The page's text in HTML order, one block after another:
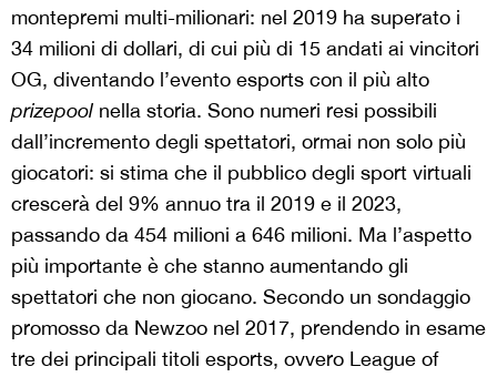
montepremi multi-milionari: nel 2019 ha superato i
34 milioni di dollari, di cui più di 15 andati ai vincitori
OG, diventando l’evento esports con il più alto
prizepool nella storia. Sono numeri resi possibili
dall’incremento degli spettatori, ormai non solo più
giocatori: si stima che il pubblico degli sport virtuali
crescerà del 9% annuo tra il 2019 e il 2023,
passando da 454 milioni a 646 milioni. Ma l’aspetto
più importante è che stanno aumentando gli
spettatori che non giocano. Secondo un sondaggio
promosso da Newzoo nel 2017, prendendo in esame
tre dei principali titoli esports, ovvero League of